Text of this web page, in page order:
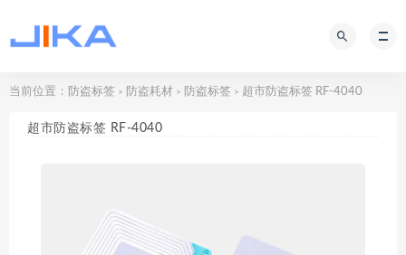
当前位置： 防盗标签 > 防盗耗材 > 防盗标签 > 超市防盗标签 RF-4040
超市防盗标签 RF-4040